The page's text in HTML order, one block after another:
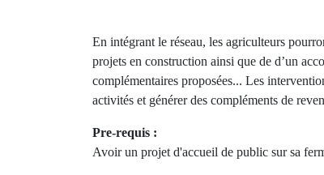
En intégrant le réseau, les agriculteurs
projets en construction ainsi que de d’un
complémentaires proposées... Les
activités et générer des compléments de
Pre-requis :
Avoir un projet d'accueil de public sur sa